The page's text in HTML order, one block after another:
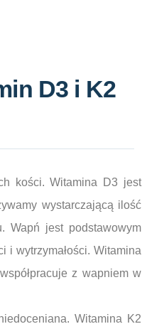
D3 i K2
kości. Witamina D3 jest
wystarczającą ilość
Wapń jest podstawowym
i wytrzymałości. Witamina
z wapniem w
Witamina K2